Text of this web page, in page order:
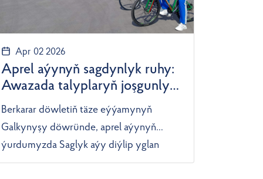
Apr 02 2026
Aprel aýynyň sagdynlyk ruhy:
Awazada talyplaryň joşgunly
sport baýramy
Berkarar döwletiň täze eýýamynyň
Galkynyşy döwründe, aprel aýynyň
ýurdumyzda Saglyk aýy diýlip yglan
edilmegi ýaş nesilleriň ruhuny belende